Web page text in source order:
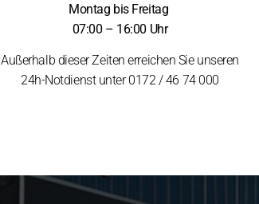
Montag bis Freitag
07:00 – 16:00 Uhr
Außerhalb dieser Zeiten erreichen Sie unseren
24h-Notdienst unter 0172 / 46 74 000